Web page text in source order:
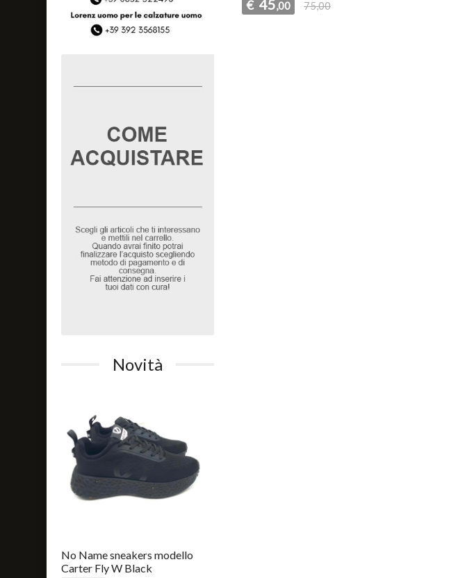
€ 45,00 75,00
Novità
No Name sneakers modello
Carter Fly W Black